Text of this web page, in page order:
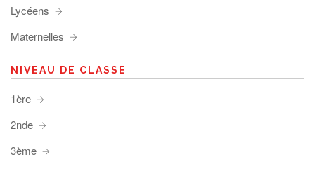
Lycéens
Maternelles
NIVEAU DE CLASSE
1ère
2nde
3ème